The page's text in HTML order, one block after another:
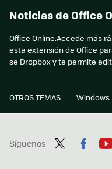
Noticias de Office
Office Online:Accede más
esta extensión de Office
se Dropbox y te permite
OTROS TEMAS: Windows
Síguenos